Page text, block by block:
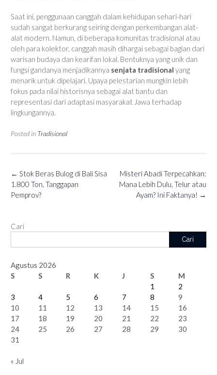
Saat ini, penggunaan canggah dalam kehidupan sehari-hari
sudah sangat berkurang seiring dengan perkembangan alat-
alat modern. Namun, di beberapa komunitas tradisional atau
oleh para kolektor, canggah masih dihargai sebagai bagian dari
warisan budaya dan kearifan lokal. Bentuknya yang unik dan
fungsi gandanya menjadikannya senjata tradisional yang
menarik untuk dipelajari. Upaya pelestarian mungkin lebih
fokus pada nilai historisnya sebagai alat bantu dan
representasi dari adaptasi masyarakat Jawa terhadap
lingkungannya.
Posted in Tradisional
Post
navigation
Misteri Abadi Terpecahkan:
Mana Lebih Dulu, Telur atau
Ayam? Ini Faktanya! →
← Stok Beras Bulog di Bali Sisa
1.800 Ton, Tanggapan
Pemprov?
Cari
Cari
Agustus 2026
S
S R K J S
M
1
2
3
4 5 6 7 8
9
10
11 12 13 14 15
16
17
18 19 20 21 22
23
24
25 26 27 28 29
30
31
« Jul